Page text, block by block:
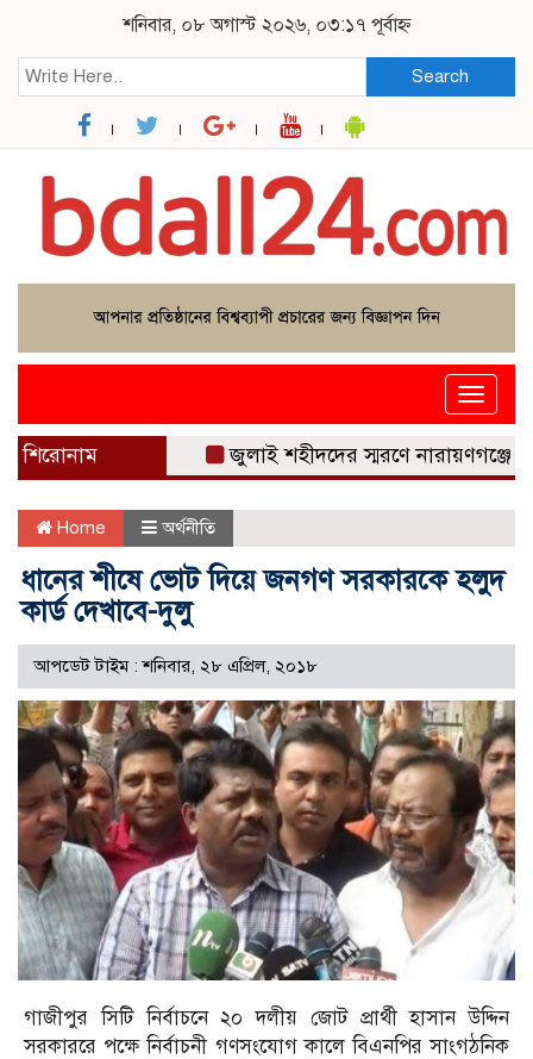
শনিবার, ০৮ অগাস্ট ২০২৬, ০৩:১৭ পূর্বাহ্ন
Search
Toggle
শিরোনাম জুলাই শহীদদের স্মরণে নারায়ণগঞ্জে বিপ্লবী
Home অর্থনীতি
ধানের শীষে ভোট দিয়ে জনগণ সরকারকে হলুদ
কার্ড দেখাবে-দুলু
আপডেট টাইম : শনিবার, ২৮ এপ্রিল, ২০১৮
গাজীপুর সিটি নির্বাচনে ২০ দলীয় জোট প্রার্থী হাসান উদ্দিন
সরকাররে পক্ষে নির্বাচনী গণসংযোগ কালে বিএনপির সাংগঠনিক